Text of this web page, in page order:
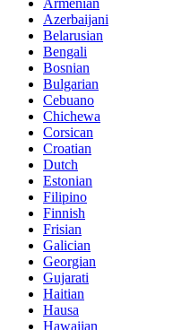
Azerbaijani
Belarusian
Bengali
Bosnian
Bulgarian
Cebuano
Chichewa
Corsican
Croatian
Dutch
Estonian
Filipino
Finnish
Frisian
Galician
Georgian
Gujarati
Haitian
Hausa
Hawaiian